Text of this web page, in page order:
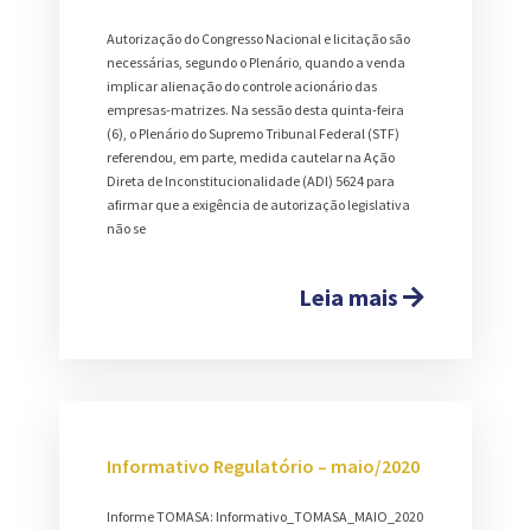
Autorização do Congresso Nacional e licitação são
necessárias, segundo o Plenário, quando a venda
implicar alienação do controle acionário das
empresas-matrizes. Na sessão desta quinta-feira
(6), o Plenário do Supremo Tribunal Federal (STF)
referendou, em parte, medida cautelar na Ação
Direta de Inconstitucionalidade (ADI) 5624 para
afirmar que a exigência de autorização legislativa
não se
Leia mais
Informativo Regulatório – maio/2020
Informe TOMASA: Informativo_TOMASA_MAIO_2020